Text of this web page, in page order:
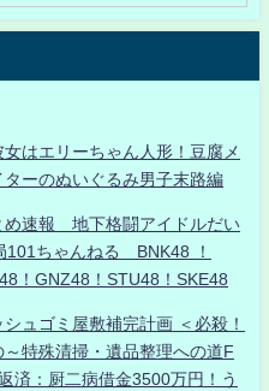
はエリーちゃん人形！豆腐メ
ーのぬいぐるみ男子末路編
速報 地下格闘アイドルだい
ちゃんねる BNK48 ！
！GNZ48！STU48！SKE48
ュゴミ屋敷補完計画 ＜必殺！
特殊清掃・遺品整理への道F
済：厨二病借金3500万円！う